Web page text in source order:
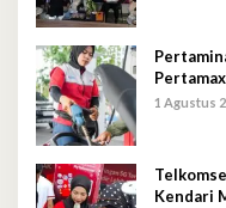
1 Agustus
Kendari